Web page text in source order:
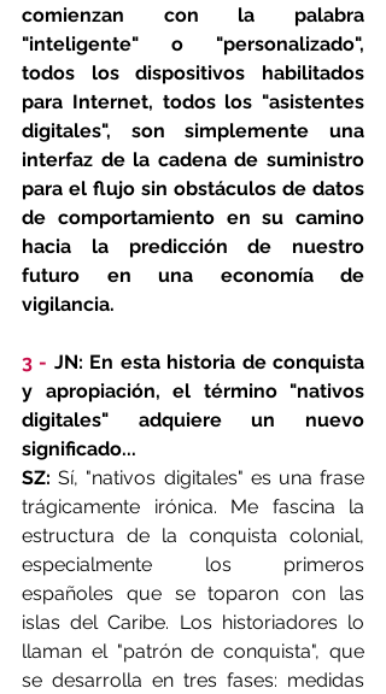
comienzan con la palabra
"inteligente" o "personalizado",
todos los dispositivos habilitados
para Internet, todos los "asistentes
digitales", son simplemente una
interfaz de la cadena de suministro
para el flujo sin obstáculos de datos
de comportamiento en su camino
hacia la predicción de nuestro
futuro en una economía de
vigilancia.
3 - JN: En esta historia de conquista
y apropiación, el término "nativos
digitales" adquiere un nuevo
significado...
SZ: Sí, "nativos digitales" es una frase
trágicamente irónica. Me fascina la
estructura de la conquista colonial,
especialmente los primeros
españoles que se toparon con las
islas del Caribe. Los historiadores lo
llaman el "patrón de conquista", que
se desarrolla en tres fases: medidas